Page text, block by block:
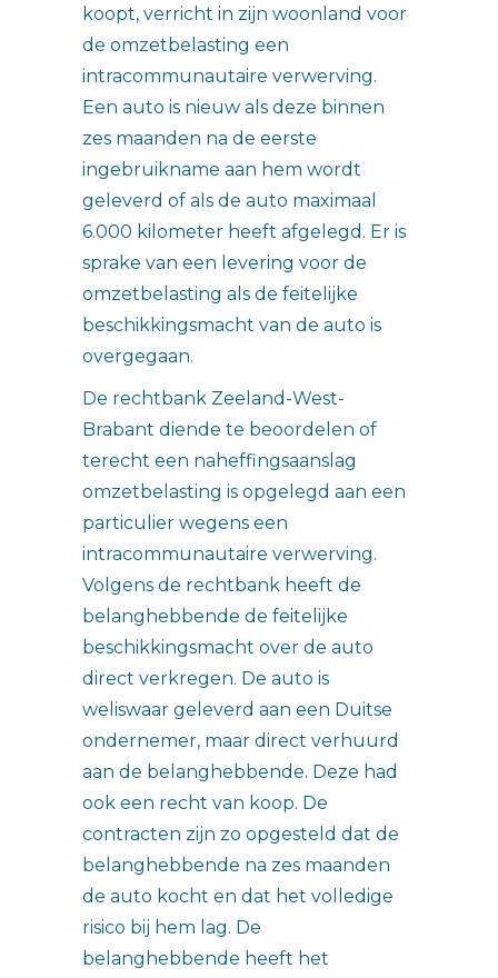
koopt, verricht in zijn woonland voor
de omzetbelasting een
intracommunautaire verwerving.
Een auto is nieuw als deze binnen
zes maanden na de eerste
ingebruikname aan hem wordt
geleverd of als de auto maximaal
6.000 kilometer heeft afgelegd. Er is
sprake van een levering voor de
omzetbelasting als de feitelijke
beschikkingsmacht van de auto is
overgegaan.
De rechtbank Zeeland-West-
Brabant diende te beoordelen of
terecht een naheffingsaanslag
omzetbelasting is opgelegd aan een
particulier wegens een
intracommunautaire verwerving.
Volgens de rechtbank heeft de
belanghebbende de feitelijke
beschikkingsmacht over de auto
direct verkregen. De auto is
weliswaar geleverd aan een Duitse
ondernemer, maar direct verhuurd
aan de belanghebbende. Deze had
ook een recht van koop. De
contracten zijn zo opgesteld dat de
belanghebbende na zes maanden
de auto kocht en dat het volledige
risico bij hem lag. De
belanghebbende heeft het